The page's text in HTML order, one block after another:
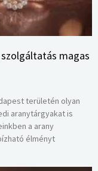
magas
területén olyan
aranytárgyakat is
a arany
élményt